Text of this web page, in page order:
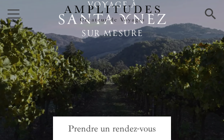
× VOYAGE À
SANTA YNEZ
SUR MESURE
Prendre un rendez-vous